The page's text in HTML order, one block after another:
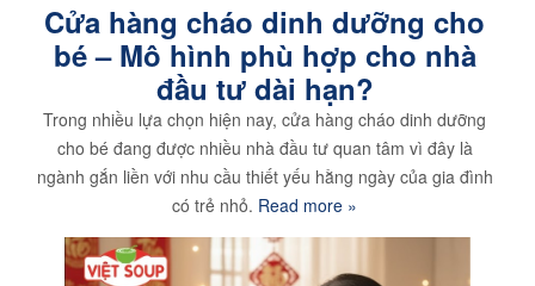
Cửa hàng cháo dinh dưỡng cho
bé – Mô hình phù hợp cho nhà
đầu tư dài hạn?
Trong nhiều lựa chọn hiện nay, cửa hàng cháo dinh dưỡng
cho bé đang được nhiều nhà đầu tư quan tâm vì đây là
ngành gắn liền với nhu cầu thiết yếu hằng ngày của gia đình
có trẻ nhỏ. Read more »